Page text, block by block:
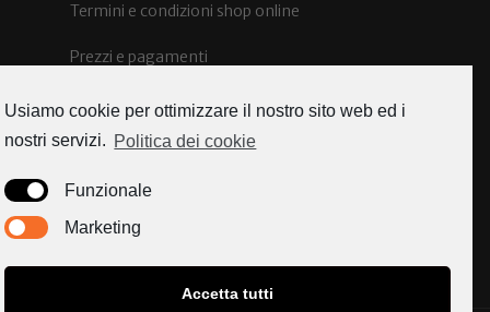
Termini e condizioni shop online
Prezzi e pagamenti
Spedizioni e costi
Caorle news
Usiamo cookie per ottimizzare il nostro sito web ed i
nostri servizi. Politica dei cookie
Funzionale
Marketing
Accetta tutti